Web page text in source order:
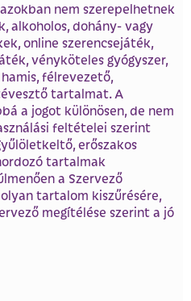
nem szerepelhetnek
alkoholos, dohány- vagy
online szerencsejáték,
vényköteles gyógyszer,
félrevezető,
tartalmat. A
a jogot különösen, de nem
feltételei szerint
erőszakos
tartalmak
a Szervező
tartalom kiszűrésére,
megítélése szerint a jó